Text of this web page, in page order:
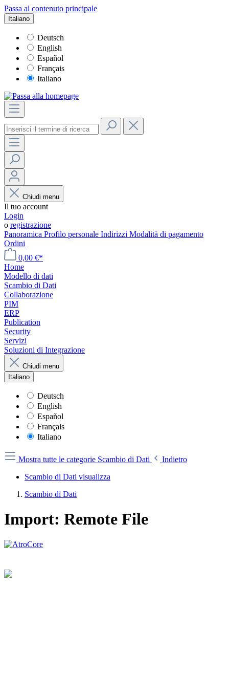
Passa al contenuto principale
Italiano
Deutsch
English
Español
Français
Italiano
Chiudi menu
Il tuo account
Login
o registrazione
Panoramica Profilo personale Indirizzi Modalità di pagamento
Ordini
0,00 €*
Home
Modello di dati
Scambio di Dati
Collaborazione
PIM
ERP
Publication
Security
Servizi
Soluzioni di Integrazione
Chiudi menu
Italiano
Deutsch
English
Español
Français
Italiano
Mostra tutte le categorie Scambio di Dati
Indietro
Scambio di Dati visualizza
Scambio di Dati
Import: Remote File